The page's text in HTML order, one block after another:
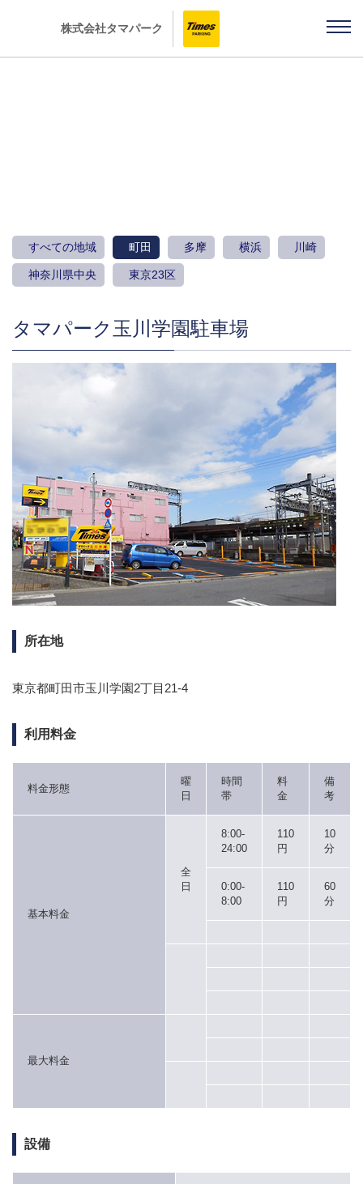
株式会社タマパーク
すべての地域 町田 多摩 横浜 川崎
神奈川県中央 東京23区
タマパーク玉川学園駐車場
所在地
東京都町田市玉川学園2丁目21-4
利用料金
料金形態
曜
日
時間
帯
料
金
備
考
基本料金
全
日
8:00-
24:00
110
円
10
分
0:00-
8:00
110
円
60
分
最大料金
設備